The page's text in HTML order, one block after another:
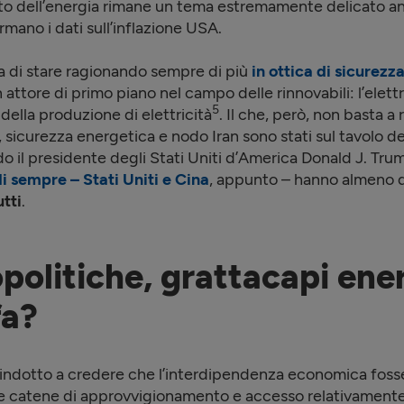
dell’energia rimane un tema estremamente delicato
i dati sull’inflazione USA.
di stare ragionando sempre di più in ottica di
di primo piano nel campo delle rinnovabili:
produzione di elettricità5. Il che, però, non basta
energetica e nodo Iran sono stati sul tavolo
il presidente degli Stati Uniti d’America Donald J.
sempre – Stati Uniti e Cina, appunto – hanno
.
grattacapi
a credere che l’interdipendenza economica
di approvvigionamento e accesso